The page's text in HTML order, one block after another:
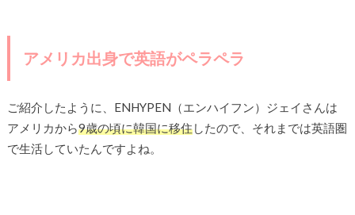
アメリカ出身で英語がペラペラ
ご紹介したように、ENHYPEN（エンハイフン）ジェイさんは
アメリカから9歳の頃に韓国に移住したので、それまでは英語圏
で生活していたんですよね。